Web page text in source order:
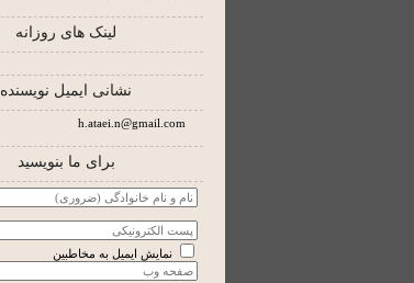
لینک های روزانه
نشانی ایمیل نویسنده
h.ataei.n@gmail.com
برای ما بنویسید
نمایش ایمیل به مخاطبین